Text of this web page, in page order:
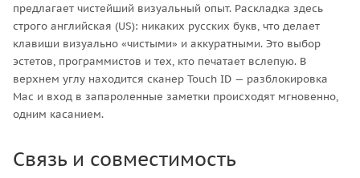
предлагает чистейший визуальный опыт. Раскладка здесь
строго английская (US): никаких русских букв, что делает
клавиши визуально «чистыми» и аккуратными. Это выбор
эстетов, программистов и тех, кто печатает вслепую. В
верхнем углу находится сканер Touch ID — разблокировка
Mac и вход в запароленные заметки происходят мгновенно,
одним касанием.
Связь и совместимость